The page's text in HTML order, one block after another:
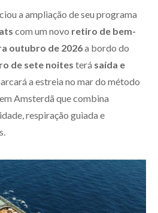
a ampliação de seu programa
com um novo retiro de bem-
outubro de 2026a bordo do
de sete noites terá saída e
a estreia no mar do método
Amsterdã que combina
respiração guiada e